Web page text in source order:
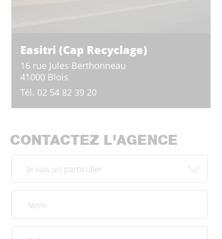
Easitri (Cap Recyclage)
16 rue Jules Berthonneau
41000 Blois
Tél. 02 54 82 39 20
CONTACTEZ L'AGENCE